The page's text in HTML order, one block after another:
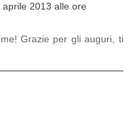
2013 alle ore
Grazie per gli auguri, ti